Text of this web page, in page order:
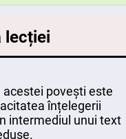
lecției
povești este
înțelegerii
intermediul unui text